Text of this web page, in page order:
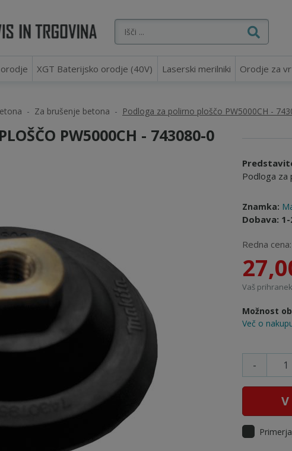
XGT Baterijsko orodje (40V) Laserski merilniki Orodje za
Za brušenje betona Podloga za polirno ploščo PW5000CH -
PW5000CH - 743080-0
Podloga
Znamka:
Dobava:
Redna
Vaš
Možnost
Več o
-